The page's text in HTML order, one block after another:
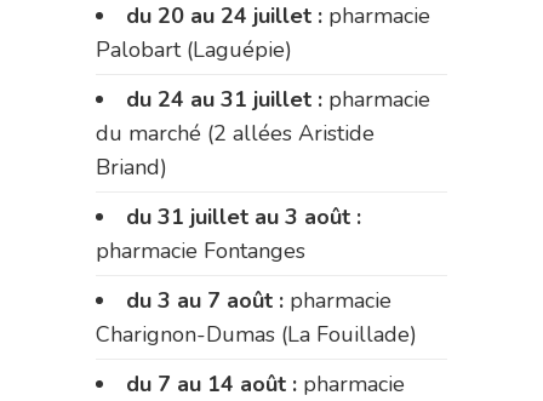
du 20 au 24 juillet : pharmacie
Palobart (Laguépie)
du 24 au 31 juillet : pharmacie
du marché (2 allées Aristide
Briand)
du 31 juillet au 3 août :
pharmacie Fontanges
du 3 au 7 août : pharmacie
Charignon-Dumas (La Fouillade)
du 7 au 14 août : pharmacie